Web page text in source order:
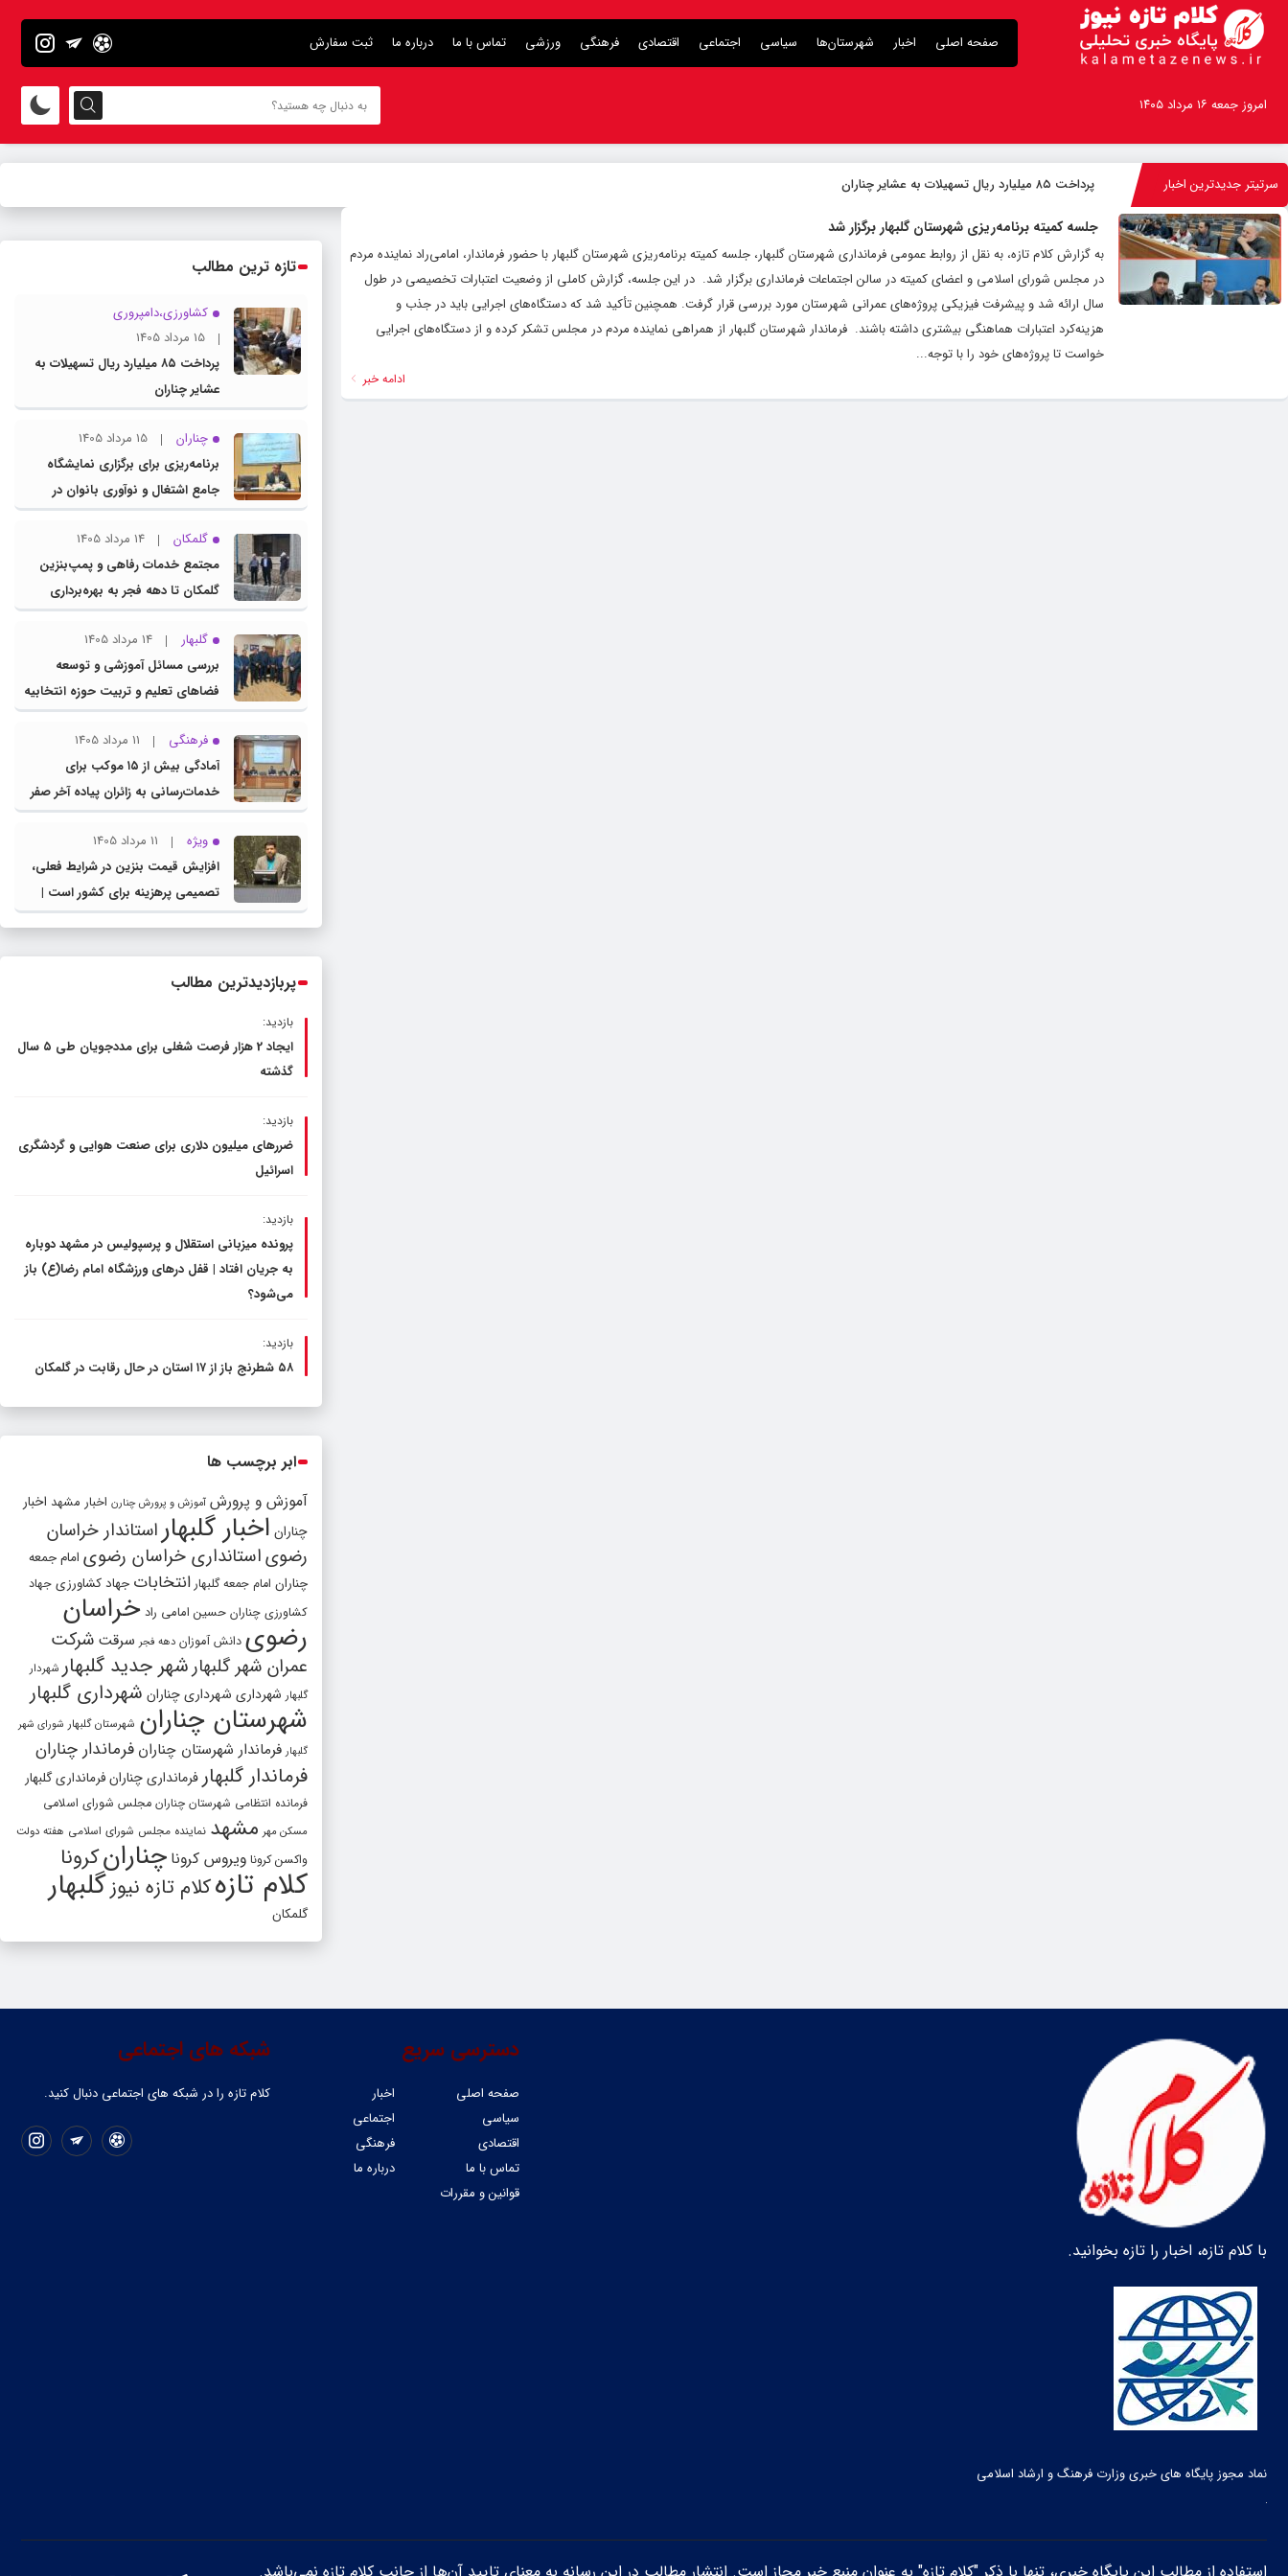
صفحه اصلی اخبار شهرستان‌ها سیاسی اجتماعی اقتصادی فرهنگی ورزشی تماس با ما درباره ما ثبت سفارش
امروز جمعه ۱۶ مرداد ۱۴۰۵
سرتیتر جدیدترین اخبار پرداخت ۸۵ میلیارد ریال تسهیلات به عشایر چناران
جلسه کمیته برنامه‌ریزی شهرستان گلبهار برگزار شد
به گزارش کلام تازه، به نقل از روابط عمومی فرمانداری شهرستان گلبهار، جلسه کمیته برنامه‌ریزی شهرستان گلبهار با حضور فرماندار، امامی‌راد نماینده مردم
در مجلس شورای اسلامی و اعضای کمیته در سالن اجتماعات فرمانداری برگزار شد. ‌ در این جلسه، گزارش کاملی از وضعیت اعتبارات تخصیصی در طول
سال ارائه شد و پیشرفت فیزیکی پروژه‌های عمرانی شهرستان مورد بررسی قرار گرفت. همچنین تأکید شد که دستگاه‌های اجرایی باید در جذب و
هزینه‌کرد اعتبارات هماهنگی بیشتری داشته باشند. ‌ فرماندار شهرستان گلبهار از همراهی نماینده مردم در مجلس تشکر کرده و از دستگاه‌های اجرایی
خواست تا پروژه‌های خود را با توجه...
ادامه خبر
تازه ترین مطالب
کشاورزی،دامپروری
15 مرداد 1405
پرداخت ۸۵ میلیارد ریال تسهیلات به
عشایر چناران
چناران
15 مرداد 1405
برنامه‌ریزی برای برگزاری نمایشگاه
جامع اشتغال و نوآوری بانوان در
چناران
گلمکان
14 مرداد 1405
مجتمع خدمات رفاهی و پمپ‌بنزین
گلمکان تا دهه فجر به بهره‌برداری
می‌رسد
گلبهار
14 مرداد 1405
بررسی مسائل آموزشی و توسعه
فضاهای تعلیم و تربیت حوزه انتخابیه
در نشست مشترک عضو کمیسیون
آموزش مجلس با مدیرکل آموزش و
پرورش خراسان رضوی
فرهنگی
11 مرداد 1405
آمادگی بیش از ۱۵ موکب برای
خدمات‌رسانی به زائران پیاده آخر صفر
در شهرستان چناران
ویژه
11 مرداد 1405
افزایش قیمت بنزین در شرایط فعلی،
تصمیمی پرهزینه برای کشور است |
دولت، قاچاق سوخت و عوامل اصلی
پربازدیدترین مطالب
بازدید:
ایجاد 2 هزار فرصت شغلی برای مددجویان طی ۵ سال
گذشته
بازدید:
ضررهای میلیون دلاری برای صنعت هوایی و گردشگری
اسرائیل
بازدید:
پرونده میزبانی استقلال و پرسپولیس در مشهد دوباره
به جریان افتاد | قفل در‌های ورزشگاه امام رضا(ع) باز
می‌شود؟
بازدید:
۵۸ شطرنج‌ باز از ۱۷ استان در حال رقابت در گلمکان
ابر برچسب ها
آموزش و پرورش آموزش و پرورش چنارن اخبار مشهد اخبار
چناران اخبار گلبهار استاندار خراسان
رضویاستانداری خراسان رضوی امام جمعه
چناران امام جمعه گلبهار انتخابات جهاد کشاورزی جهاد
کشاورزی چناران حسین امامی راد خراسان
رضوی دانش آموزان دهه فجر سرقت شرکت
عمران شهر گلبهارشهر جدید گلبهار شهردار
گلبهار شهرداری شهرداری چناران شهرداری گلبهار
شهرستان چناران شهرستان گلبهار شورای شهر
گلبهار فرماندار شهرستان چناران فرماندار چناران
فرماندار گلبهار فرمانداری چنارانفرمانداری گلبهار
فرمانده انتظامی شهرستان چناران مجلس شورای اسلامی
مسکن مهر مشهد نماینده مجلس شورای اسلامی هفته دولت
واکسن کرونا ویروس کرونا چنارانکرونا
کلام تازهکلام تازه نیوزگلبهار
گلمکان
با کلام تازه، اخبار را تازه بخوانید.
نماد مجوز پایگاه های خبری وزارت فرهنگ و ارشاد اسلامی
شبکه های اجتماعی
کلام تازه را در شبکه ‌های اجتماعی دنبال کنید.
دسترسی سریع
صفحه اصلی
اخبار
سیاسی
اجتماعی
اقتصادی
فرهنگی
تماس با ما
درباره ما
قوانین و مقررات